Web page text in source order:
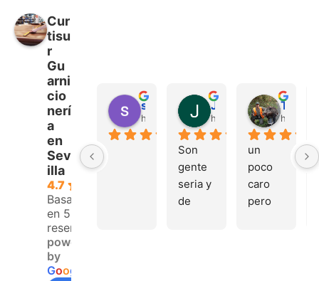
Cur
tisu
r
Gu
arni
cio
nerí
a
en
Sev
illa
4.7
Basado
en 53
reseñas.
powered
by
Goog
hace 4 meses hace 4 meses
Son
gente
seria y
de
hace 4
un
poco
caro
pero